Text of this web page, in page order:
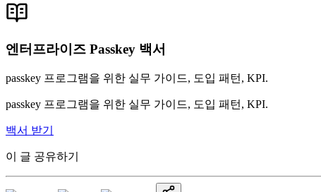
엔터프라이즈 Passkey 백서
passkey 프로그램을 위한 실무 가이드, 도입 패턴, KPI.
passkey 프로그램을 위한 실무 가이드, 도입 패턴, KPI.
백서 받기
이 글 공유하기